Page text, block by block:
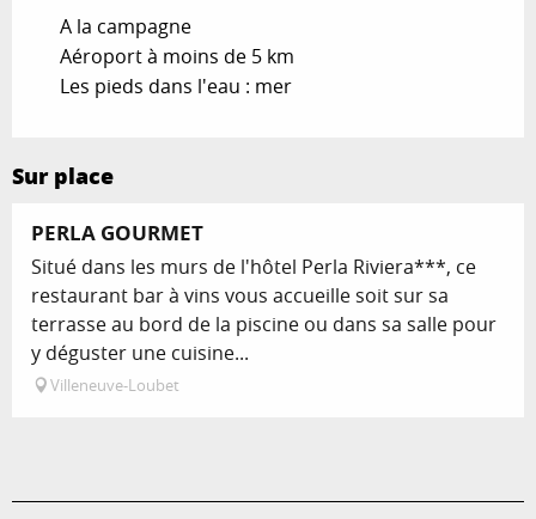
A la campagne
Aéroport à moins de 5 km
Les pieds dans l'eau : mer
Sur place
PERLA GOURMET
Situé dans les murs de l'hôtel Perla Riviera***, ce
restaurant bar à vins vous accueille soit sur sa
terrasse au bord de la piscine ou dans sa salle pour
y déguster une cuisine...
Villeneuve-Loubet